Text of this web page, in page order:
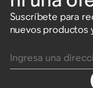
Suscríbete para
nuevos productos